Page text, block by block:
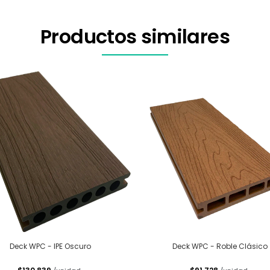
Productos similares
Deck WPC - IPE Oscuro Deck WPC - Roble Clásico